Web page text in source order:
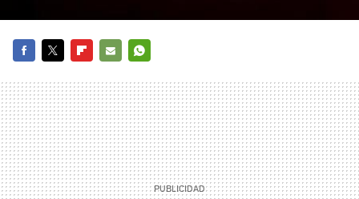
MAIL